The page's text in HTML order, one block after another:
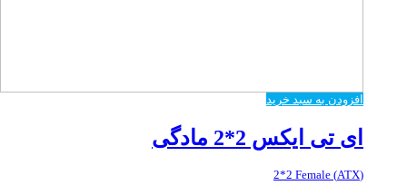
افزودن به سبد خرید
ای تی ایکس 2*2 مادگی
(ATX) 2*2 Female